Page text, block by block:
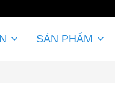
SẢN PHẨM